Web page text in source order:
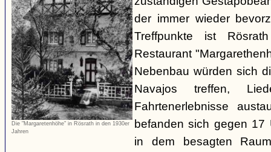
Die "Margaretenhöhe" in Rösrath in den 1930er
Jahren
der immer wieder
Treffpunkte ist
Restaurant
Nebenbau würden sich
Navajos treffen,
Fahrtenerlebnisse
befanden sich gegen 17
in dem besagten